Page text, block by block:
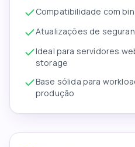
Compatibilidade com
Atualizações de
Ideal para servidores
storage
Base sólida para
produção